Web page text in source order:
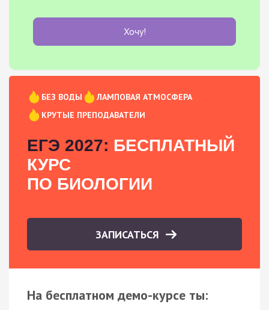
Хочу!
БЕЗ ВОДЫ
ЛАМПОВАЯ АТМОСФЕРА
КРУТЫЕ ПРЕПОДАВАТЕЛИ
ЕГЭ 2027: БЕСПЛАТНЫЙ
КУРС
ПО БИОЛОГИИ
ЗАПИСАТЬСЯ
На бесплатном демо-курсе ты: